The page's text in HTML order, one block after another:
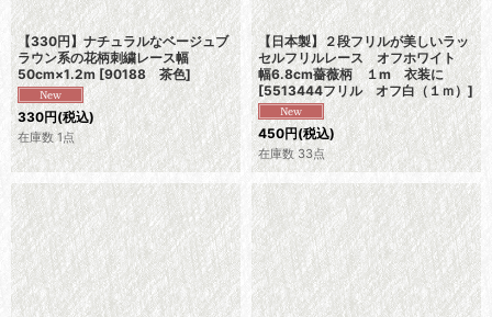
【330円】ナチュラルなベージュブ
ラウン系の花柄刺繍レース幅
50cm×1.2m [90188 茶色]
330円(税込)
在庫数 1点
【日本製】２段フリルが美しいラッ
セルフリルレース オフホワイト
幅6.8cm薔薇柄 １m 衣装に
[5513444フリル オフ白（１ｍ）]
450円(税込)
在庫数 33点